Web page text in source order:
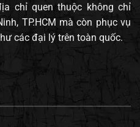
chỉ quen thuộc không chỉ
TP.HCM mà còn phục vụ
các đại lý trên toàn quốc.